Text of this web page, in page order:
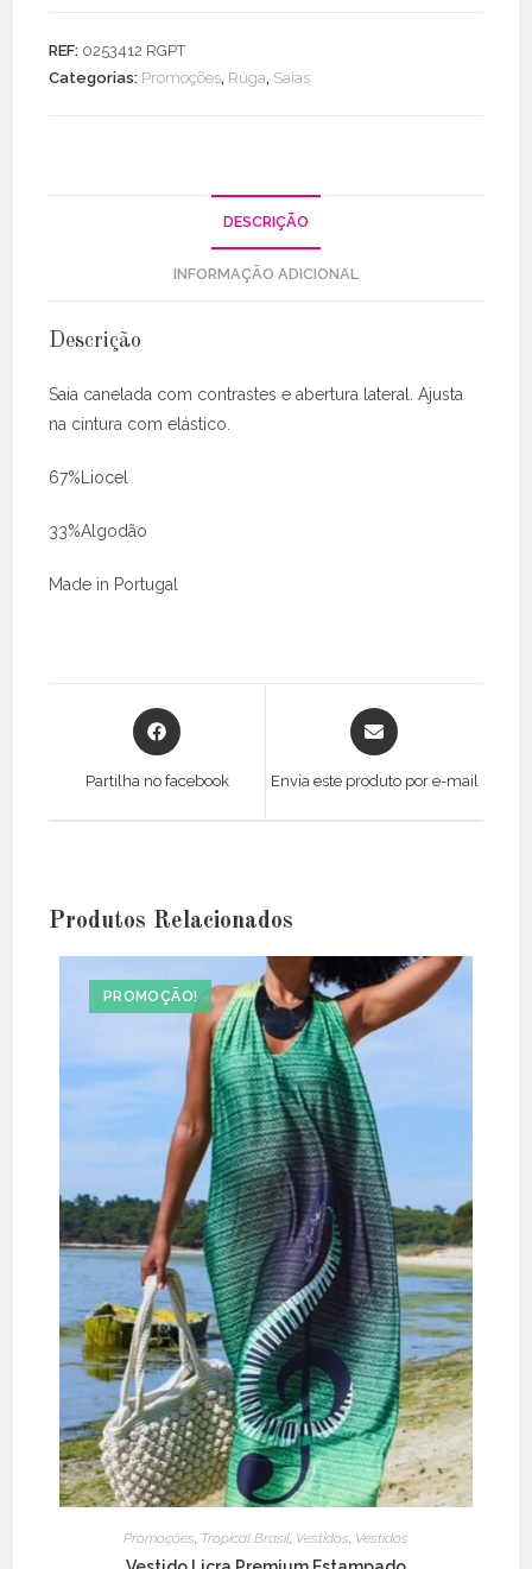
Contrastes
REF: 0253412 RGPT
Categorias: Promoções, Rüga, Saias
DESCRIÇÃO
INFORMAÇÃO ADICIONAL
Descrição
Saia canelada com contrastes e abertura lateral. Ajusta
na cintura com elástico.
67%Liocel
33%Algodão
Made in Portugal
Opens
in
Partilha no facebook
Opens
in
Envia este produto por e-mail
Produtos Relacionados
PROMOÇÃO!
Promoções, Tropical Brasil, Vestidos, Vestidos